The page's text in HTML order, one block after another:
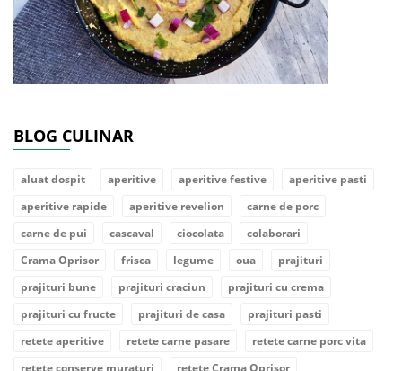
BLOG CULINAR
aluat dospit aperitive aperitive festive
aperitive pasti
aperitive rapide
aperitive revelion
carne de porc
carne de pui
cascaval ciocolata
colaborari
Crama Oprisor
frisca legume oua
prajituri
prajituri bune
prajituri craciun
prajituri cu crema
prajituri cu fructe
prajituri de casa
prajituri pasti
retete aperitive
retete carne pasare
retete carne porc vita
retete conserve muraturi
retete Crama Oprisor